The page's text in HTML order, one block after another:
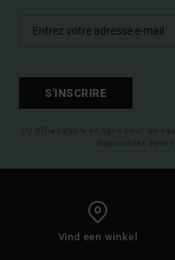
S'INSCRIRE
(*) Offre valable en ligne pour les
disponibles dans
Vind een winkel